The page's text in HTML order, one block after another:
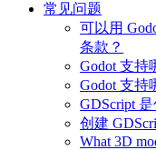
常见问题
可以用
条款？
Godot 支持
Godot 支持
GDScript
创建
What 3D